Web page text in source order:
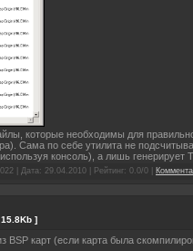
которые необходимы для
Сама по себе утилита не
консоль), а лишь генерирует
| Дата: 29.04.2010 | Рейтинг: 0.0/0 |
]
BSP карт (если карта была